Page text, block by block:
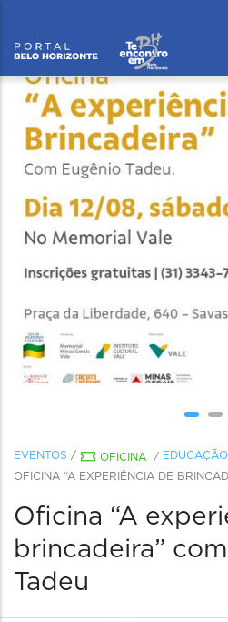
EVENTOS / OFICINA / EDUCAÇÃO
OFICINA “A EXPERIÊNCIA DE
Oficina “A
brincadeira”
Tadeu